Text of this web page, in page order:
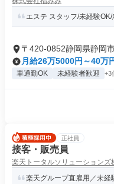
エステ スタッフ/未経験
〒420-0852静岡県静岡
月給26万5000円～40万
車通勤OK 未経験者歓迎 +3
正社員
接客・販売員
楽天トータルソリューションズ
楽天グループ直雇用／未経